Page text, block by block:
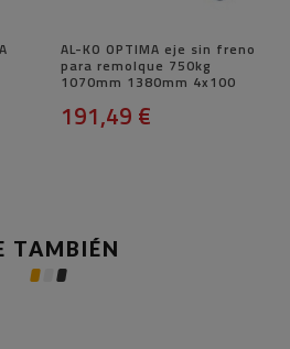
AL-KO OPTIMA eje sin freno
para remolque 750kg
1070mm 1380mm 4x100
191,49 €
TAMBIÉN